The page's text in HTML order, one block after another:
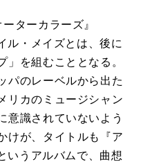
ターカラーズ』
ル・メイズとは、後に
」を組むこととなる。
パのレーベルから出た
リカのミュージシャン
意識されていないよう
けが、タイトルも『ア
いうアルバムで、曲想